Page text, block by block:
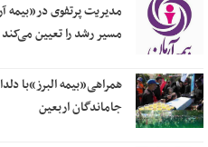
مدیریت پرتفوی در«بیمه
مسیر رشد را تعیین می‌کند
همراهی«بیمه البرز»با
جاماندگان اربعین